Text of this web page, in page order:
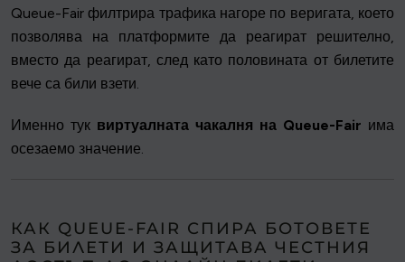
Queue-Fair филтрира трафика нагоре по веригата, което
позволява на платформите да реагират решително,
вместо да реагират, след като половината от билетите
вече са били взети.
Именно тук виртуалната чакалня на Queue-Fair има
осезаемо значение.
КАК QUEUE-FAIR СПИРА БОТОВЕТЕ
ЗА БИЛЕТИ И ЗАЩИТАВА ЧЕСТНИЯ